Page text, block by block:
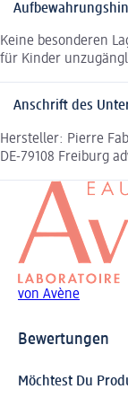
Keine besonderen
für Kinder
Anschrift des
Hersteller: Pierre
DE-79108 Freiburg
von Avène
Bewertungen
Möchtest Du